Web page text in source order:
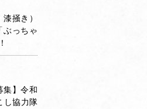
掻き）
ぶっちゃ
集】令和
し協力隊